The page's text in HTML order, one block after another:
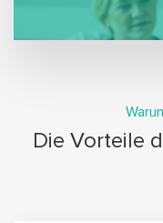
Die Vorteile